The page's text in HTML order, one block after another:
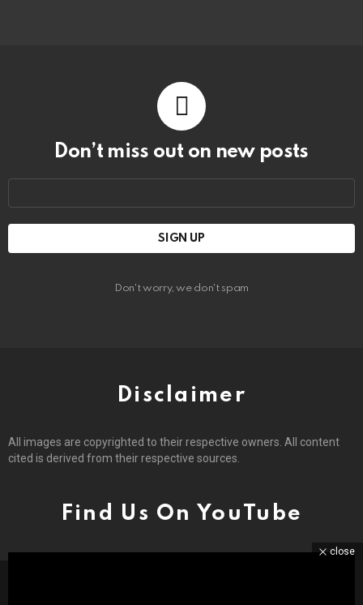
Don’t miss out on new posts
Don't worry, we don't spam
Disclaimer
All images are copyrighted to their respective owners. All content
cited is derived from their respective sources.
Find Us On YouTube
close